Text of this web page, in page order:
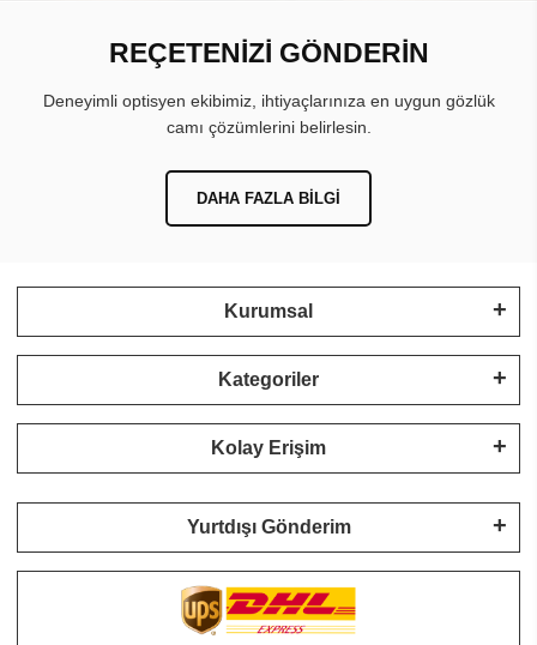
REÇETENİZİ GÖNDERİN
Deneyimli optisyen ekibimiz, ihtiyaçlarınıza en uygun gözlük
camı çözümlerini belirlesin.
DAHA FAZLA BILGI
Kurumsal
Kategoriler
Kolay Erişim
Yurtdışı Gönderim